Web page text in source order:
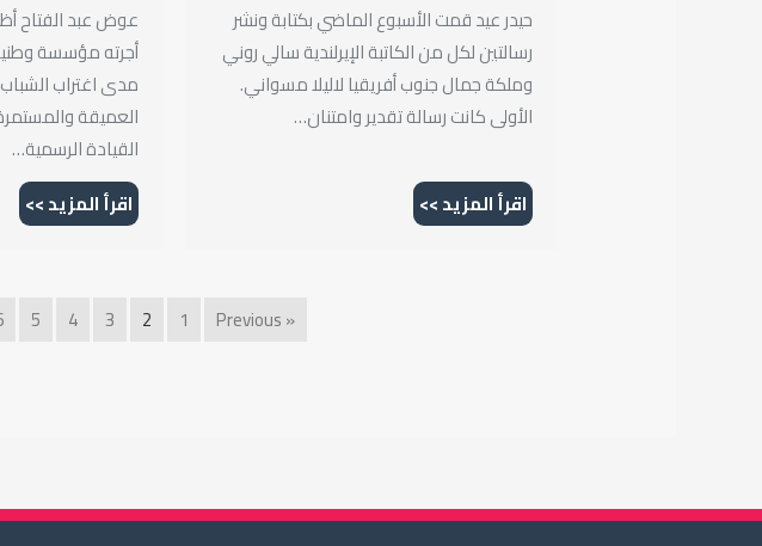
حيدر عيد قمت الأسبوع الماضي بكتابة ونشر
رسالتين لكل من الكاتبة الإيرلندية سالي روني
وملكة جمال جنوب أفريقيا لاليلا مسواني.
الأولى كانت رسالة تقدير وامتنان…
اقرأ المزيد >>
عوض عبد الفتاح
أجرته مؤسسة
مدى اغتراب
العميقة
القيادة الرسمية…
اقرأ المزيد >>
« Previous
1
2
3
4
5